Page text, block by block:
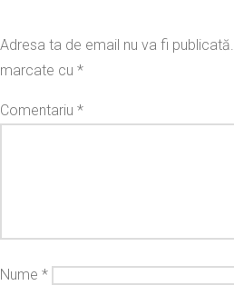
Adresa ta de email nu va fi publicată.
marcate cu *
Comentariu *
Nume *